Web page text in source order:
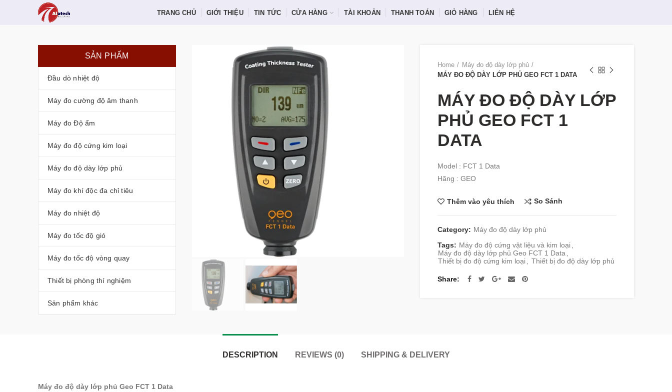
TRANG CHỦ GIỚI THIỆU TIN TỨC CỬA HÀNG TÀI KHOẢN THANH TOÁN GIỎ HÀNG LIÊN HỆ
Home
Máy đo độ dày lớp phủ
MÁY ĐO ĐỘ DÀY LỚP PHỦ GEO FCT 1 DATA
MÁY ĐO ĐỘ DÀY LỚP
PHỦ GEO FCT 1
DATA
Model : FCT 1 Data
Hãng : GEO
Thêm vào yêu thích So Sánh
Category: Máy đo độ dày lớp phủ
Tags: Máy đo độ cứng vật liệu và kim loại ,
Máy đo độ dày lớp phủ Geo FCT 1 Data ,
Thiết bị đo độ cứng kim loại , Thiết bị đo độ dày lớp phủ
Share
SẢN PHẨM
Đầu dò nhiệt độ
Máy đo cường độ âm thanh
Máy đo Độ ẩm
Máy đo độ cứng kim loại
Máy đo độ dày lớp phủ
Máy đo khí độc đa chỉ tiêu
Máy đo nhiệt độ
Máy đo tốc độ gió
Máy đo tốc độ vòng quay
Thiết bị phòng thí nghiệm
Sản phẩm khác
DESCRIPTION REVIEWS (0) SHIPPING & DELIVERY
Máy đo độ dày lớp phủ Geo FCT 1 Data